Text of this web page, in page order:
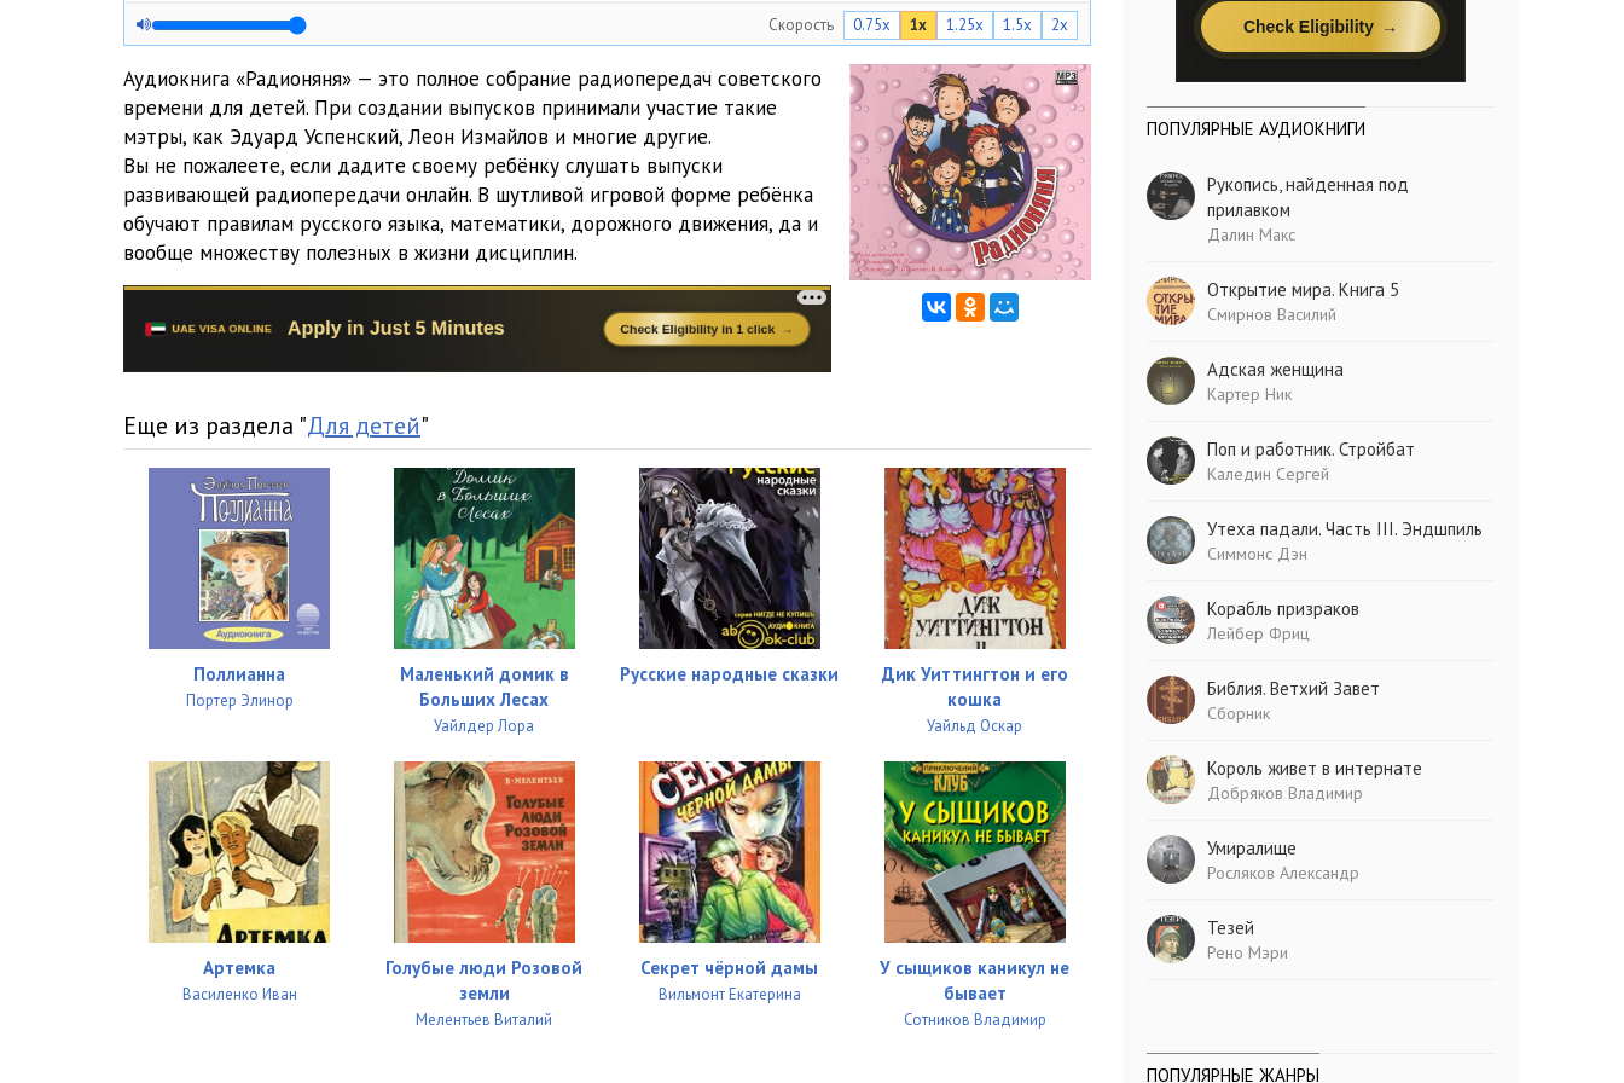
01_05_Zhvachka 02:32
01_06_V_kino 03:29
01_07_p_V_kino 02:08
01_08_V_gostiah 06:13
01_09_V_lesu 04:18
01_10_p_V_lesu 01:30
01_15_Zariadka
03:59
02 Maminy pomowniki
02_01_Posuda
02:02
02_02_Podmetaem 03:37
02_03_Serezhen'ka 02:07
02_05_Klichki 02:08
02_06_Ryzhyi 02:24
02_07_Stirka 03:52
02_08_Roboty 01:21
02_09_Prishivaem 03:28
01:41
Скорость 0.75x 1x 1.25x 1.5x 2x
Аудиокнига «Радионяня» — это полное собрание радиопередач советского
времени для детей. При создании выпусков принимали участие такие
мэтры, как Эдуард Успенский, Леон Измайлов и многие другие.
Вы не пожалеете, если дадите своему ребёнку слушать выпуски
развивающей радиопередачи онлайн. В шутливой игровой форме ребёнка
обучают правилам русского языка, математики, дорожного движения, да и
вообще множеству полезных в жизни дисциплин.
Еще из раздела "Для детей"
Поллианна
Портер Элинор
Маленький домик в
Больших Лесах
Уайлдер Лора
Русские народные сказки
Дик Уиттингтон и его
кошка
Уайльд Оскар
Артемка
Василенко Иван
Голубые люди Розовой
земли
Мелентьев Виталий
Секрет чёрной дамы
Вильмонт Екатерина
У сыщиков каникул не
бывает
Сотников Владимир
ПОПУЛЯРНЫЕ АУДИОКНИГИ
Рукопись, найденная под
прилавком
Далин Макс
Открытие мира. Книга 5
Смирнов Василий
Адская женщина
Картер Ник
Поп и работник. Стройбат
Каледин Сергей
Утеха падали. Часть III. Эндшпиль
Симмонс Дэн
Корабль призраков
Лейбер Фриц
Библия. Ветхий Завет
Сборник
Король живет в интернате
Добряков Владимир
Умиралище
Росляков Александр
Тезей
Рено Мэри
ПОПУЛЯРНЫЕ ЖАНРЫ